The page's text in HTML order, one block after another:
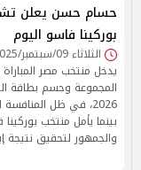
حسام حسن يعلن
بوركينا فاسو اليوم
الثلاثاء 09/سبتمبر/2025 - 05:56 م
يدخل منتخب مصر
المجموعة وحسم بطاقة
2026، في ظل
بينما يأمل منتخب
والجمهور لتحقيق نتيجة